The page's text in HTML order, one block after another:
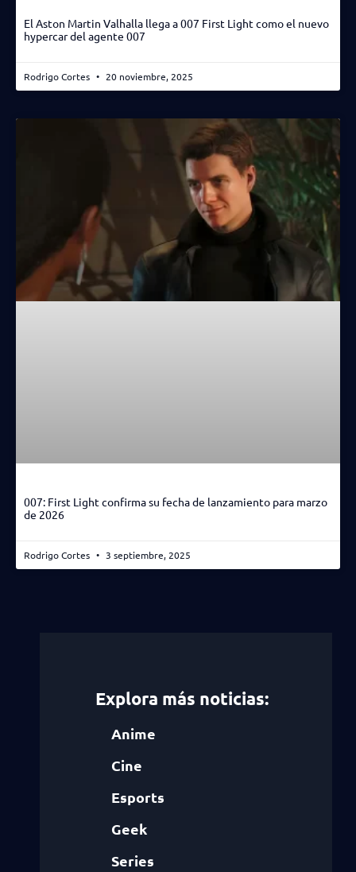
El Aston Martin Valhalla llega a 007 First Light como el nuevo
hypercar del agente 007
Rodrigo Cortes 20 noviembre, 2025
007: First Light confirma su fecha de lanzamiento para marzo
de 2026
Rodrigo Cortes 3 septiembre, 2025
Explora más noticias:
Anime
Cine
Esports
Geek
Series